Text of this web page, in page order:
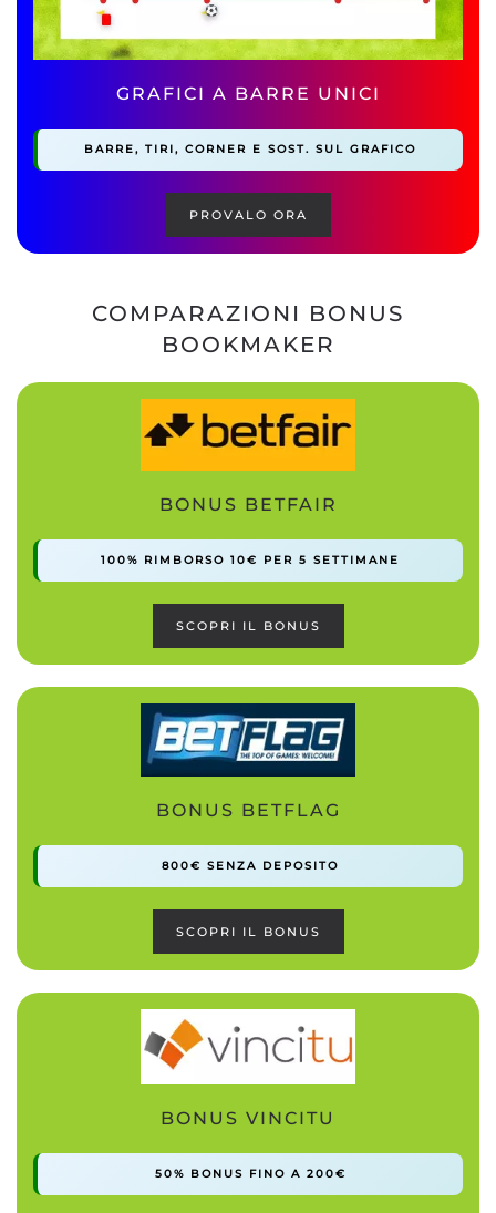
GRAFICI A BARRE UNICI
BARRE, TIRI, CORNER E SOST. SUL GRAFICO
PROVALO ORA
COMPARAZIONI BONUS
BOOKMAKER
BONUS BETFAIR
100% RIMBORSO 10€ PER 5 SETTIMANE
SCOPRI IL BONUS
BONUS BETFLAG
800€ SENZA DEPOSITO
SCOPRI IL BONUS
BONUS VINCITU
50% BONUS FINO A 200€